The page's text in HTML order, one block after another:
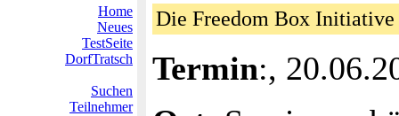
Home
Neues
TestSeite
DorfTratsch
Suchen
Teilnehmer
Die Freedom Box Initiative
Termin:,